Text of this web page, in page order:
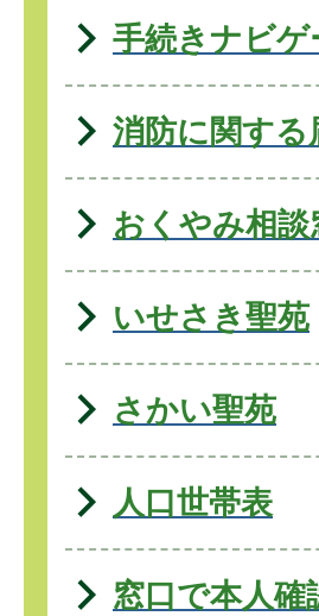
手続きナビゲ
消防に関する
おくやみ相
いせさき聖苑
さかい聖苑
人口世帯表
窓口で本人